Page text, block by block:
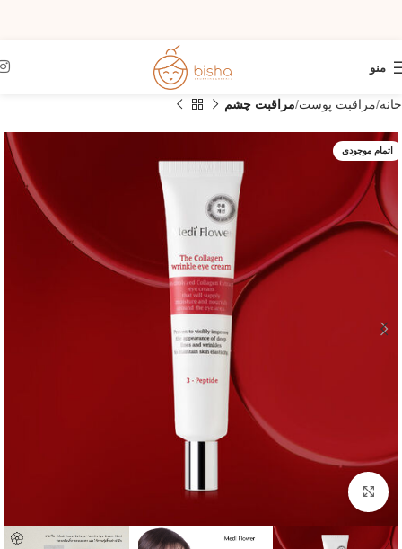
منو
خانه مراقبت پوست مراقبت چشم
اتمام موجودی
بزرگنمایی تصویر